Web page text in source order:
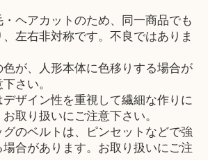
ヘアカットのため、同一商品でも
左右非対称です。不良ではありま
が、人形本体に色移りする場合が
さい。
ザイン性を重視して繊細な作りに
取り扱いにご注意下さい。
のベルトは、ピンセットなどで強
場合があります。お取り扱いにご注